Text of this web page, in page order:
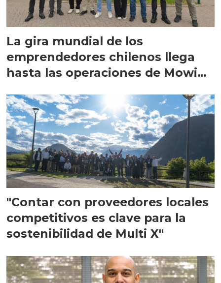
La gira mundial de los
emprendedores chilenos llega
hasta las operaciones de Mowi
"Contar con proveedores locales
competitivos es clave para la
sostenibilidad de Multi X"